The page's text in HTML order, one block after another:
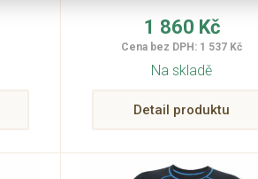
1 860 Kč
Cena bez DPH: 1 537 Kč
Na skladě
Detail produktu